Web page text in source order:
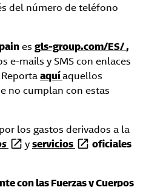
del número de teléfono
es gls-group.com/ES/,
e-mails y SMS con enlaces
aquíaquellos
no cumplan con estas
los gastos derivados a la
yservicios
oficiales
con las Fuerzas y Cuerpos